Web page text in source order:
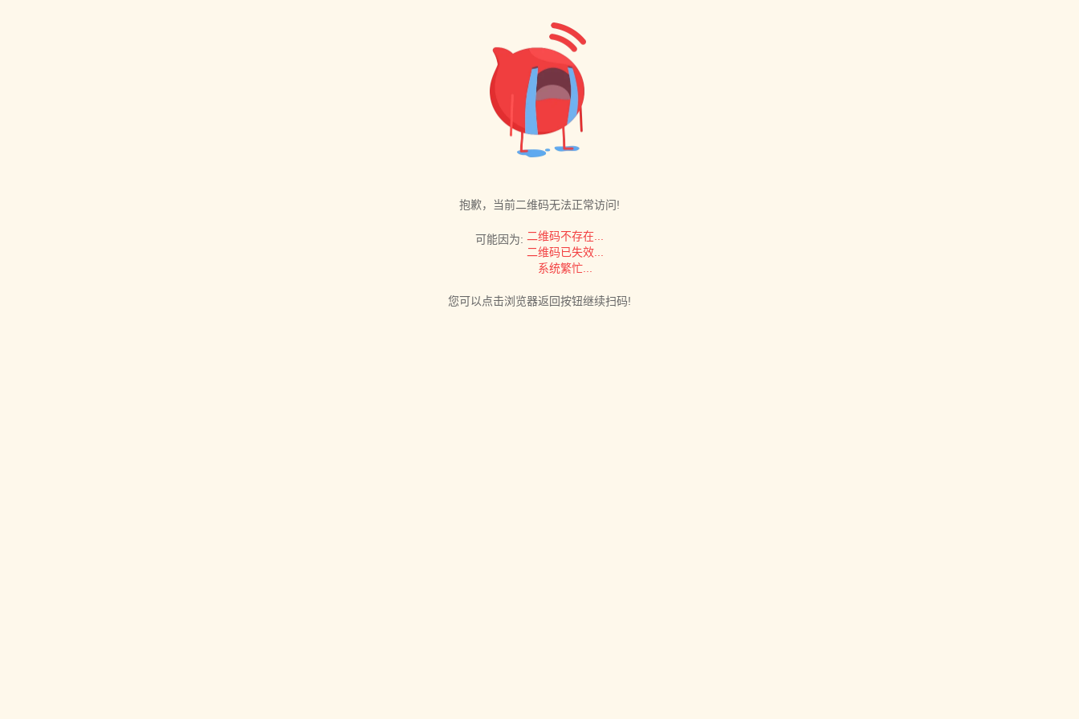
抱歉，当前二维码无法正常访问!
可能因为: 二维码不存在...
二维码已失效...
系统繁忙...
您可以点击浏览器返回按钮继续扫码!